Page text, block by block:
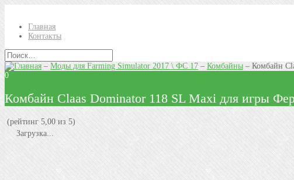
Главная
Контакты
–Моды для Farming Simulator 2017 \ ФС 17– Комбайны – Комбайн
0
Комбайн Claas Dominator 118 SL Maxi для игры
(рейтинг 5,00 из 5)
Загрузка...